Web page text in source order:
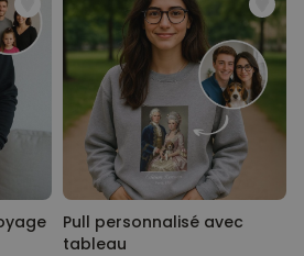
Pull personnalisé avec
tableau